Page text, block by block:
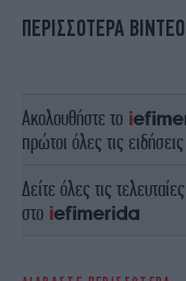
ΠΕΡΙΣΣΟΤΕΡΑ ΒΙΝΤΕΟ
Ακολουθήστε το
πρώτοι όλες τις ειδήσεις
Δείτε όλες τις τελευταίες
στο